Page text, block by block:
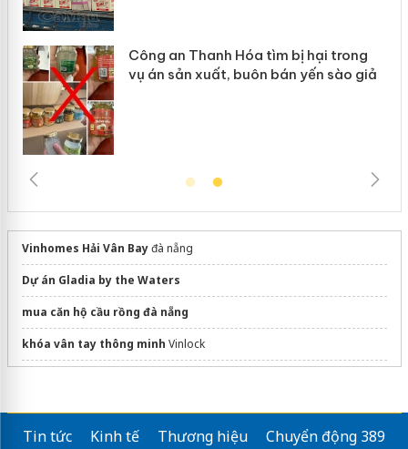
Công an Thanh Hóa tìm bị hại trong
vụ án sản xuất, buôn bán yến sào giả
Vinhomes Hải Vân Bayđà nẵng
Dự án Gladia by the Waters
mua căn hộ cầu rồng đà nẵng
khóa vân tay thông minh Vinlock
Địa chỉtrung tâm giảm cân ở tphcm
Tin tức Kinh tế Thương hiệu
Chuyển động 389